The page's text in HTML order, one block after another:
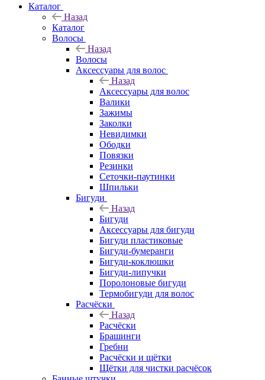
Каталог
Назад
Каталог
Волосы
Назад
Волосы
Аксессуары для волос
Назад
Аксессуары для волос
Валики
Зажимы
Заколки
Невидимки
Ободки
Повязки
Резинки
Сеточки-паутинки
Шпильки
Бигуди
Назад
Бигуди
Аксессуары для бигуди
Бигуди пластиковые
Бигуди-бумеранги
Бигуди-коклюшки
Бигуди-липучки
Поролоновые бигуди
Термобигуди для волос
Расчёски
Назад
Расчёски
Брашинги
Гребни
Расчёски и щётки
Щётки для чистки расчёсок